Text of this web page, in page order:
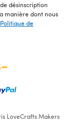
désinscription
manière dont nous
Politique de
LoveCrafts Makers